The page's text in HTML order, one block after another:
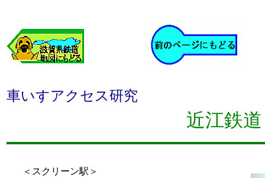
車いすアクセス研究
近江鉄
＜スクリーン駅＞